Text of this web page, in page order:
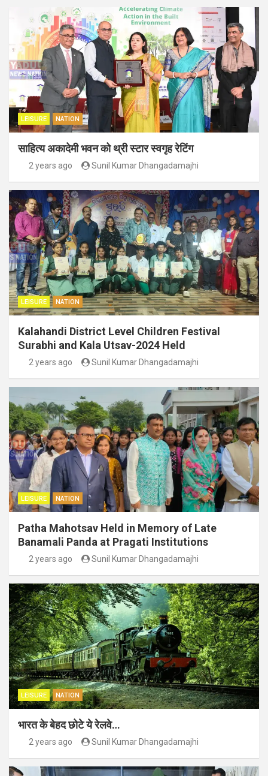
LEISURE NATION
साहित्य अकादेमी भवन को थ्री स्टार स्वगृह रेटिंग
2 years ago Sunil Kumar Dhangadamajhi
LEISURE NATION
Kalahandi District Level Children Festival
Surabhi and Kala Utsav-2024 Held
2 years ago Sunil Kumar Dhangadamajhi
LEISURE NATION
Patha Mahotsav Held in Memory of Late
Banamali Panda at Pragati Institutions
2 years ago Sunil Kumar Dhangadamajhi
LEISURE NATION
भारत के बेहद छोटे ये रेलवे…
2 years ago Sunil Kumar Dhangadamajhi